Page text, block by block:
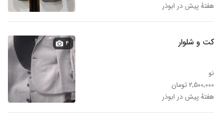
هفتهٔ پیش در ابوذر
کت و شلوار
نو
۲,۵۰۰,۰۰۰ تومان
هفتهٔ پیش در ابوذر
۴